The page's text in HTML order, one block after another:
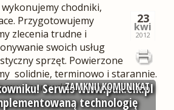
23
kwi
2012
chodniki,
Przygotowujemy
zlecenia trudne i
swoich usług
sprzęt. Powierzone
solidnie, terminowo i starannie.
u sprawdzonychZAMKNIJ KOMUNIKAT
Serwis www.puk.elk.pl
technologię